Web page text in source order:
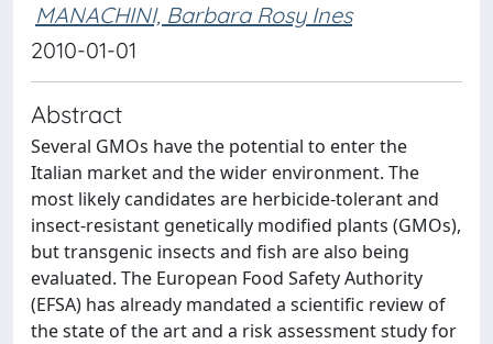
MANACHINI, Barbara Rosy Ines
2010-01-01
Abstract
Several GMOs have the potential to enter the
Italian market and the wider environment. The
most likely candidates are herbicide-tolerant and
insect-resistant genetically modified plants (GMOs),
but transgenic insects and fish are also being
evaluated. The European Food Safety Authority
(EFSA) has already mandated a scientific review of
the state of the art and a risk assessment study for